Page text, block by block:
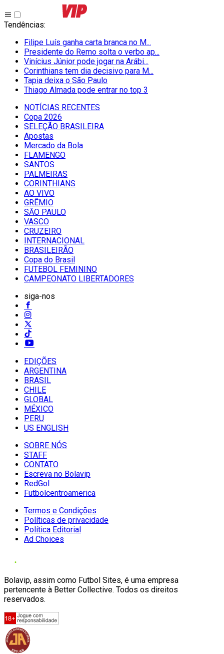
Tendências:
Filipe Luís ganha carta branca no M...
Presidente do Remo solta o verbo ap...
Vinícius Júnior pode jogar na Arábi...
Corinthians tem dia decisivo para M...
Tapia deixa o São Paulo
Thiago Almada pode entrar no top 3
NOTÍCIAS RECENTES
Copa 2026
SELEÇÃO BRASILEIRA
Apostas
Mercado da Bola
FLAMENGO
SANTOS
PALMEIRAS
CORINTHIANS
AO VIVO
GRÊMIO
SĀO PAULO
VASCO
CRUZEIRO
INTERNACIONAL
BRASILEIRÃO
Copa do Brasil
FUTEBOL FEMININO
CAMPEONATO LIBERTADORES
siga-nos
EDIÇÕES
ARGENTINA
BRASIL
CHILE
GLOBAL
MÉXICO
PERU
US ENGLISH
SOBRE NÓS
STAFF
CONTATO
Escreva no Bolavip
RedGol
Futbolcentroamerica
Termos e Condições
Políticas de privacidade
Política Editorial
Ad Choices
Bolavip, assim como Futbol Sites, é uma empresa
pertencente à Better Collective. Todos os direitos
reservados.